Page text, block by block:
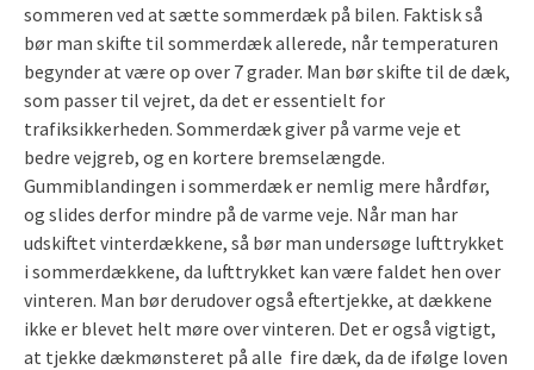
sommeren ved at sætte sommerdæk på bilen. Faktisk så
bør man skifte til sommerdæk allerede, når temperaturen
begynder at være op over 7 grader. Man bør skifte til de dæk,
som passer til vejret, da det er essentielt for
trafiksikkerheden. Sommerdæk giver på varme veje et
bedre vejgreb, og en kortere bremselængde.
Gummiblandingen i sommerdæk er nemlig mere hårdfør,
og slides derfor mindre på de varme veje. Når man har
udskiftet vinterdækkene, så bør man undersøge lufttrykket
i sommerdækkene, da lufttrykket kan være faldet hen over
vinteren. Man bør derudover også eftertjekke, at dækkene
ikke er blevet helt møre over vinteren. Det er også vigtigt,
at tjekke dækmønsteret på alle fire dæk, da de ifølge loven